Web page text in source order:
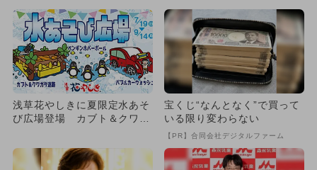
も！
浅草花やしきに夏限定水あそ
び広場登場 カブト＆クワガ
宝くじ“なんとなく”で買って
いる限り変わらない
【PR】合同会社デジタルファーム